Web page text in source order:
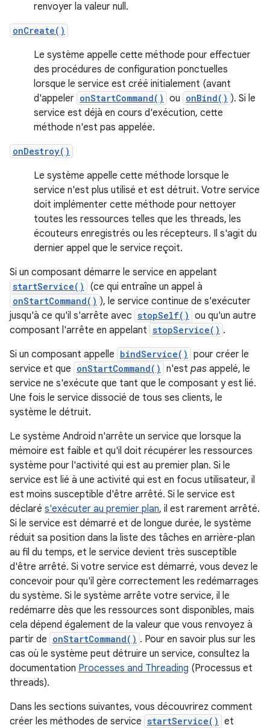
renvoyer la valeur null.
onCreate()
Le système appelle cette méthode pour effectuer
des procédures de configuration ponctuelles
lorsque le service est créé initialement (avant
d'appeler onStartCommand() ou onBind() ). Si le
service est déjà en cours d'exécution, cette
méthode n'est pas appelée.
onDestroy()
Le système appelle cette méthode lorsque le
service n'est plus utilisé et est détruit. Votre service
doit implémenter cette méthode pour nettoyer
toutes les ressources telles que les threads, les
écouteurs enregistrés ou les récepteurs. Il s'agit du
dernier appel que le service reçoit.
Si un composant démarre le service en appelant
startService() (ce qui entraîne un appel à
onStartCommand() ), le service continue de s'exécuter
jusqu'à ce qu'il s'arrête avec stopSelf() ou qu'un autre
composant l'arrête en appelant stopService() .
Si un composant appelle bindService() pour créer le
service et que onStartCommand() n'est pas appelé, le
service ne s'exécute que tant que le composant y est lié.
Une fois le service dissocié de tous ses clients, le
système le détruit.
Le système Android n'arrête un service que lorsque la
mémoire est faible et qu'il doit récupérer les ressources
système pour l'activité qui est au premier plan. Si le
service est lié à une activité qui est en focus utilisateur, il
est moins susceptible d'être arrêté. Si le service est
déclaré s'exécuter au premier plan, il est rarement arrêté.
Si le service est démarré et de longue durée, le système
réduit sa position dans la liste des tâches en arrière-plan
au fil du temps, et le service devient très susceptible
d'être arrêté. Si votre service est démarré, vous devez le
concevoir pour qu'il gère correctement les redémarrages
du système. Si le système arrête votre service, il le
redémarre dès que les ressources sont disponibles, mais
cela dépend également de la valeur que vous renvoyez à
partir de onStartCommand() . Pour en savoir plus sur les
cas où le système peut détruire un service, consultez la
documentation Processes and Threading (Processus et
threads).
Dans les sections suivantes, vous découvrirez comment
créer les méthodes de service startService() et